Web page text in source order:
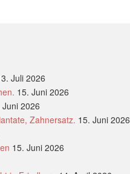
Juli 2026
15. Juni 2026
Juni 2026
Zahnersatz. 15. Juni 2026
15. Juni 2026